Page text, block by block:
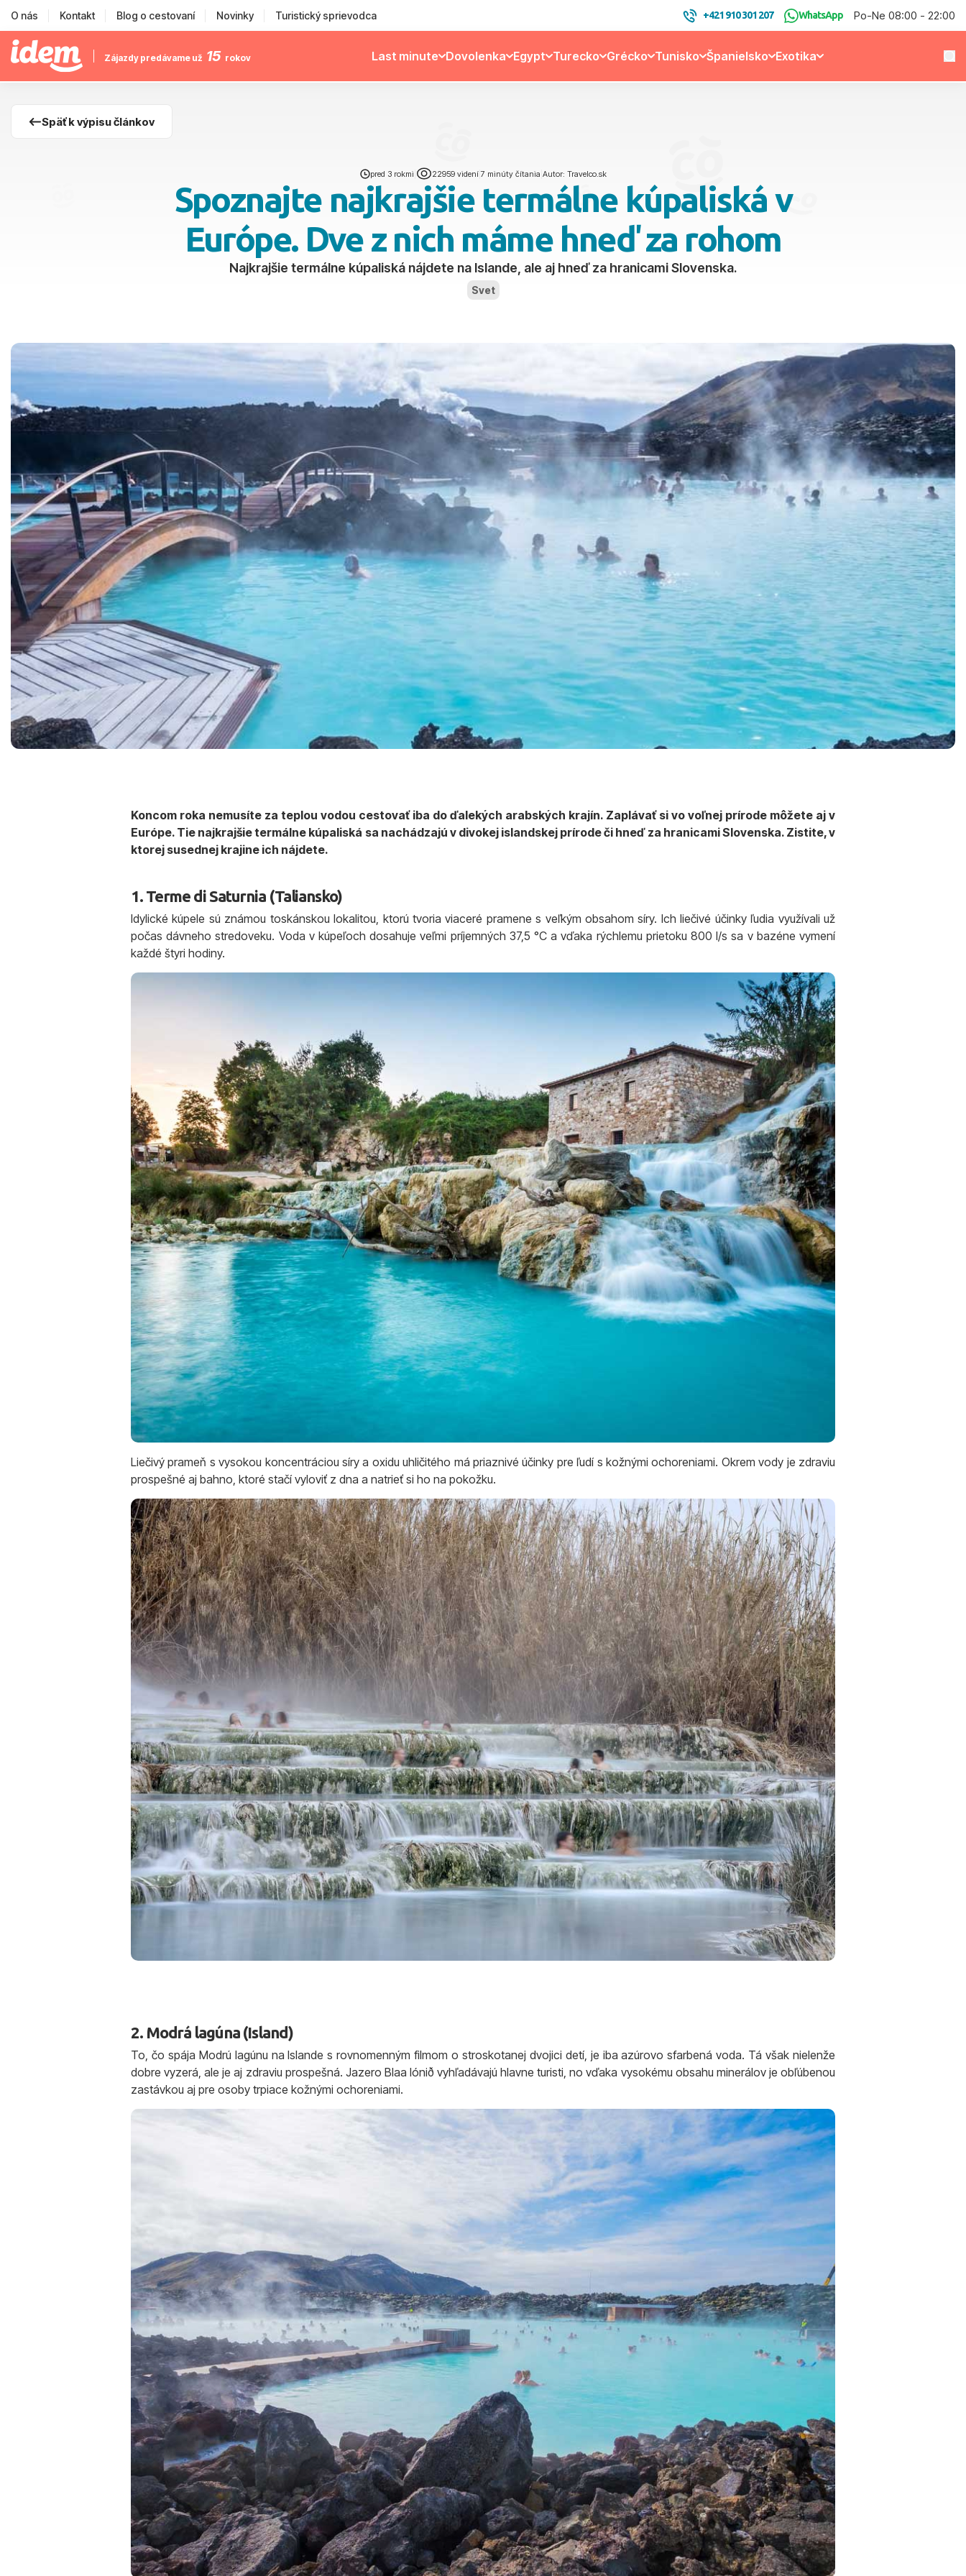
O nás Kontakt Blog o cestovaní Novinky Turistický sprievodca +421 910 301 207 WhatsApp Po-Ne 08:00 - 22:00
Zájazdy predávame už 15 rokov Last minute Dovolenka Egypt Turecko Grécko Tunisko Španielsko Exotika
Späť k výpisu článkov
pred 3 rokmi 22959 videní|7 minúty čítania Autor: Travelco.sk
Spoznajte najkrajšie termálne kúpaliská v
Európe. Dve z nich máme hneď za rohom
Najkrajšie termálne kúpaliská nájdete na Islande, ale aj hneď za hranicami Slovenska.
Svet
Koncom roka nemusíte za teplou vodou cestovať iba do ďalekých arabských krajín. Zaplávať si vo voľnej prírode môžete aj v
Európe. Tie najkrajšie termálne kúpaliská sa nachádzajú v divokej islandskej prírode či hneď za hranicami Slovenska. Zistite, v
ktorej susednej krajine ich nájdete.
1. Terme di Saturnia (Taliansko)
Idylické kúpele sú známou toskánskou lokalitou, ktorú tvoria viaceré pramene s veľkým obsahom síry. Ich liečivé účinky ľudia využívali už
počas dávneho stredoveku. Voda v kúpeľoch dosahuje veľmi príjemných 37,5 °C a vďaka rýchlemu prietoku 800 l/s sa v bazéne vymení
každé štyri hodiny.
Liečivý prameň s vysokou koncentráciou síry a oxidu uhličitého má priaznivé účinky pre ľudí s kožnými ochoreniami. Okrem vody je zdraviu
prospešné aj bahno, ktoré stačí vyloviť z dna a natrieť si ho na pokožku.
2. Modrá lagúna (Island)
To, čo spája Modrú lagúnu na Islande s rovnomenným filmom o stroskotanej dvojici detí, je iba azúrovo sfarbená voda. Tá však nielenže
dobre vyzerá, ale je aj zdraviu prospešná. Jazero Blaa lónið vyhľadávajú hlavne turisti, no vďaka vysokému obsahu minerálov je obľúbenou
zastávkou aj pre osoby trpiace kožnými ochoreniami.